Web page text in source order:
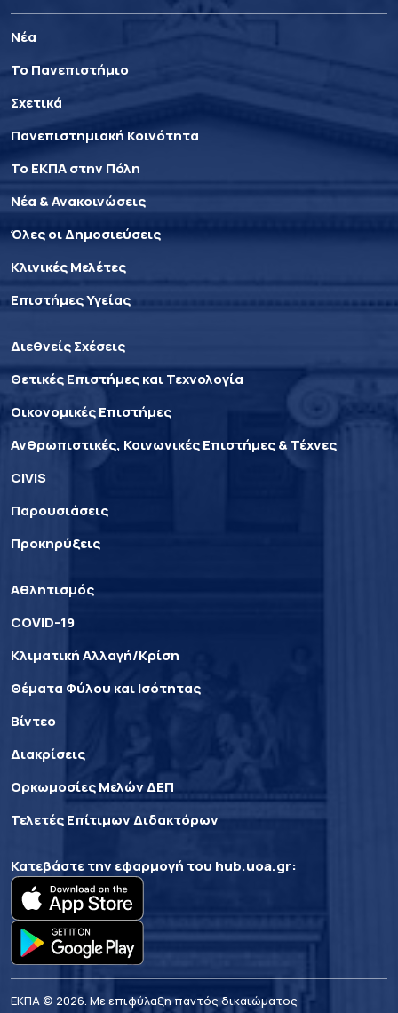
Νέα
Το Πανεπιστήμιο
Σχετικά
Πανεπιστημιακή Κοινότητα
Το ΕΚΠΑ στην Πόλη
Νέα & Ανακοινώσεις
Όλες οι Δημοσιεύσεις
Κλινικές Μελέτες
Επιστήμες Υγείας
Διεθνείς Σχέσεις
Θετικές Επιστήμες και Τεχνολογία
Οικονομικές Επιστήμες
Ανθρωπιστικές, Κοινωνικές Επιστήμες & Τέχνες
CIVIS
Παρουσιάσεις
Προκηρύξεις
Αθλητισμός
COVID-19
Κλιματική Αλλαγή/Κρίση
Θέματα Φύλου και Ισότητας
Βίντεο
Διακρίσεις
Ορκωμοσίες Μελών ΔΕΠ
Τελετές Επίτιμων Διδακτόρων
Κατεβάστε την εφαρμογή του hub.uoa.gr:
ΕΚΠΑ © 2026. Με επιφύλαξη παντός δικαιώματος